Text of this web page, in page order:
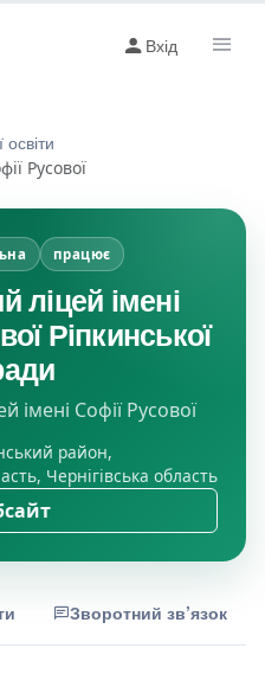
Вхід
Русової
працює
ліцей імені
Ріпкинської
імені Софії Русової
район,
Чернігівська область
Зворотний зв’язок